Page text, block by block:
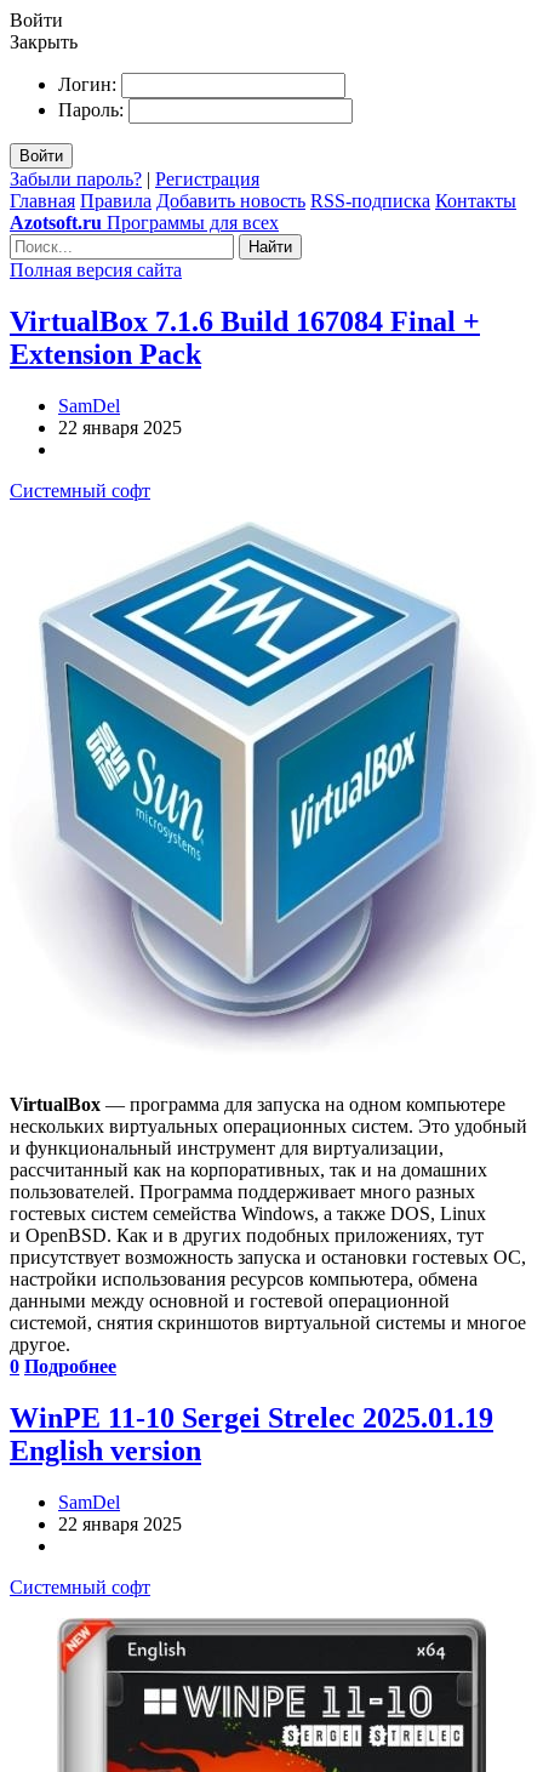
Войти
Закрыть
Логин:
Пароль:
Войти
Забыли пароль? | Регистрация
Главная Правила Добавить новость RSS-подписка Контакты
Azotsoft.ru Программы для всех
Найти
Полная версия сайта
VirtualBox 7.1.6 Build 167084 Final +
Extension Pack
SamDel
22 января 2025
Системный софт
VirtualBox — программа для запуска на одном компьютере
нескольких виртуальных операционных систем. Это удобный
и функциональный инструмент для виртуализации,
рассчитанный как на корпоративных, так и на домашних
пользователей. Программа поддерживает много разных
гостевых систем семейства Windows, а также DOS, Linux
и OpenBSD. Как и в других подобных приложениях, тут
присутствует возможность запуска и остановки гостевых ОС,
настройки использования ресурсов компьютера, обмена
данными между основной и гостевой операционной
системой, снятия скриншотов виртуальной системы и многое
другое.
0 Подробнее
WinPE 11-10 Sergei Strelec 2025.01.19
English version
SamDel
22 января 2025
Системный софт